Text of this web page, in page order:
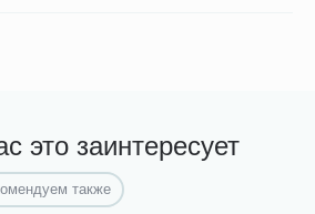
это заинтересует
также